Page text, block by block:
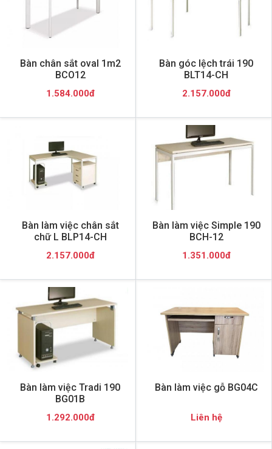
Bàn chân sắt oval 1m2
BCO12
1.584.000đ
Bàn góc lệch trái 190
BLT14-CH
2.157.000đ
Bàn làm việc chân sắt
chữ L BLP14-CH
2.157.000đ
Bàn làm việc Simple 190
BCH-12
1.351.000đ
Bàn làm việc Tradi 190
BG01B
1.292.000đ
Bàn làm việc gỗ BG04C
Liên hệ